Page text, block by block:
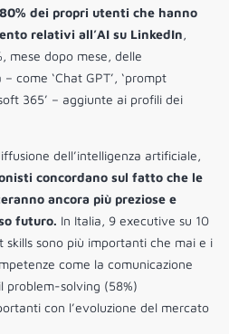
dei propri utenti che hanno
relativi all’AI su LinkedIn,
mese dopo mese, delle
come ‘Chat GPT’, ‘prompt
365’ – aggiunte ai profili dei
dell’intelligenza artificiale,
concordano sul fatto che le
ancora più preziose e
futuro. In Italia, 9 executive su 10
skills sono più importanti che mai e i
come la comunicazione
problem-solving (58%)
con l’evoluzione del mercato